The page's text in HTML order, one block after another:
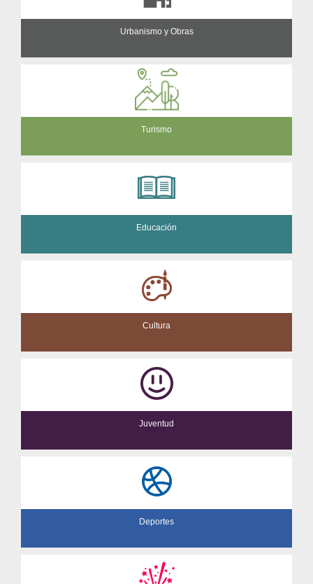
Urbanismo y Obras
Turismo
Educación
Cultura
Juventud
Deportes